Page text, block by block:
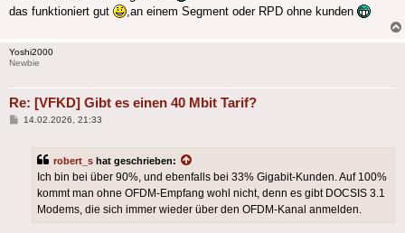
das funktioniert gut
,an einem Segment oder RPD ohne kunden
Yoshi2000
Newbie
Re: [VFKD] Gibt es einen 40 Mbit Tarif?
Beitrag
14.02.2026, 21:33
robert_s hat geschrieben:
Ich bin bei über 90%, und ebenfalls bei 33% Gigabit-Kunden. Auf 100%
kommt man ohne OFDM-Empfang wohl nicht, denn es gibt DOCSIS 3.1
Modems, die sich immer wieder über den OFDM-Kanal anmelden.